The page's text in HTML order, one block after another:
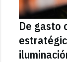
De gasto